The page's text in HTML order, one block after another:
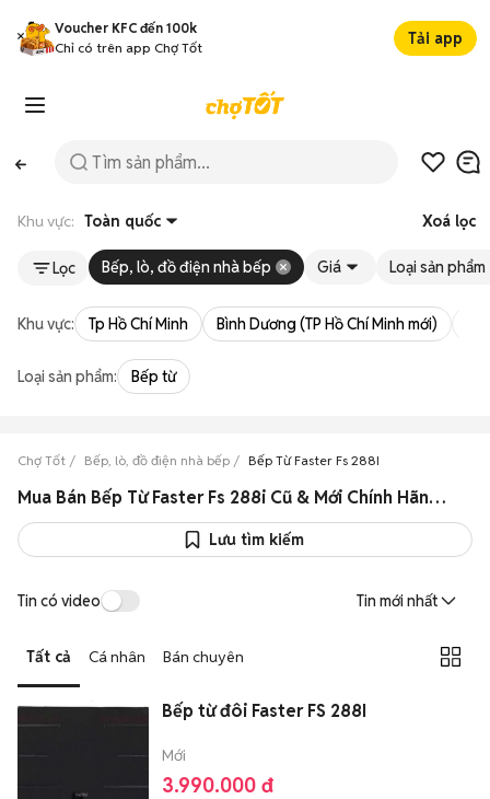
Voucher KFC đến 100k
Chỉ có trên app Chợ Tốt
Tải app
Khu vực: Toàn quốc Xoá lọc
Lọc Bếp, lò, đồ điện nhà bếp Giá Loại sản phẩm
Khu vực: Tp Hồ Chí Minh Bình Dương (TP Hồ Chí Minh mới)
Loại sản phẩm: Bếp từ
Chợ Tốt Bếp, lò, đồ điện nhà bếp Bếp Từ Faster Fs 288I
Mua Bán Bếp Từ Faster Fs 288i Cũ & Mới Chính Hãng Giá Rẻ
Lưu tìm kiếm
Tin có video Tin mới nhất
Tất cả Cá nhân Bán chuyên
Bếp từ đôi Faster FS 288I
Mới
3.990.000 đ